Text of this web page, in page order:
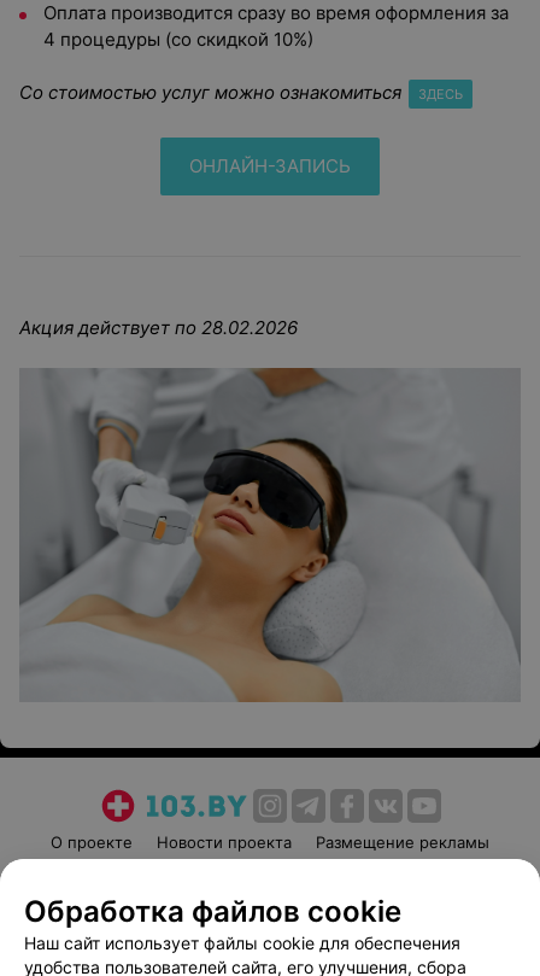
Оплата производится сразу во время оформления за
4 процедуры (со скидкой 10%)
Со стоимостью услуг можно ознакомиться ЗДЕСЬ
ОНЛАЙН-ЗАПИСЬ
Акция действует по 28.02.2026
О проекте Новости проекта
Размещение рекламы
Пользовательское соглашение
Способы оплаты
Вакансии
Партнеры
Обработка файлов cookie
Наш сайт использует файлы cookie для обеспечения
удобства пользователей сайта, его улучшения, сбора